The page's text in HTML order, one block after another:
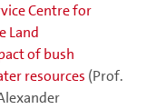
Centre for
Land
of bush
resources (Prof.